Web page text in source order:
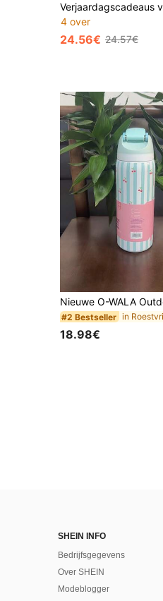
4 over
24.56€ 24.57€
#2 Bestseller
18.98€
SHEIN INFO
Bedrijfsgegevens
Over SHEIN
Modeblogger